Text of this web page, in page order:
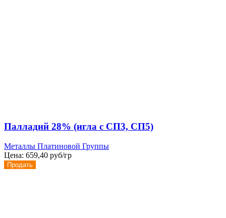
Палладий 28% (игла с СП3, СП5)
Металлы Платиновой Группы
Цена: 659,40 руб/гр
Продать